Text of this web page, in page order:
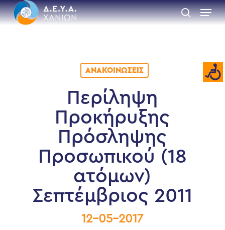
Skip
to
main
search
Menu
ΑΝΑΚΟΙΝΏΣΕΙΣ
Περίληψη
Προκήρυξης
Πρόσληψης
Προσωπικού (18
ατόμων)
Σεπτέμβριος 2011
12-05-2017